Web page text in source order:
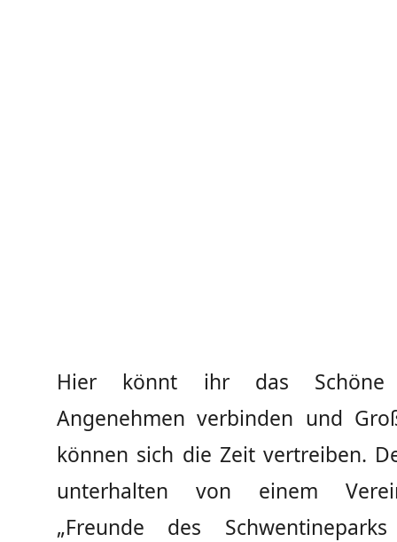
Hier könnt ihr das
Angenehmen verbinden und
können sich die Zeit vertreiben.
unterhalten von einem
„Freunde des